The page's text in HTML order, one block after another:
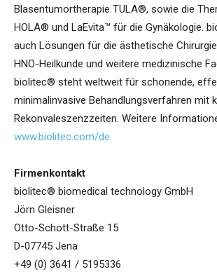
Blasentumortherapie TULA®, sowie die
HOLA® und LaEvita™ für die Gynäkologie.
auch Lösungen für die ästhetische
HNO-Heilkunde und weitere medizinische
biolitec® steht weltweit für schonende,
minimalinvasive Behandlungsverfahren mit
Rekonvaleszenzzeiten. Weitere
www.biolitec.com/de
Firmenkontakt
biolitec® biomedical technology GmbH
Jörn Gleisner
Otto-Schott-Straße 15
D-07745 Jena
+49 (0) 3641 / 5195336